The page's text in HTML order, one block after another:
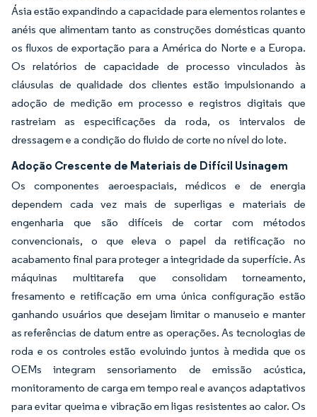
Ásia estão expandindo a capacidade para elementos rolantes e
anéis que alimentam tanto as construções domésticas quanto
os fluxos de exportação para a América do Norte e a Europa.
Os relatórios de capacidade de processo vinculados às
cláusulas de qualidade dos clientes estão impulsionando a
adoção de medição em processo e registros digitais que
rastreiam as especificações da roda, os intervalos de
dressagem e a condição do fluido de corte no nível do lote.
Adoção Crescente de Materiais de Difícil Usinagem
Os componentes aeroespaciais, médicos e de energia
dependem cada vez mais de superligas e materiais de
engenharia que são difíceis de cortar com métodos
convencionais, o que eleva o papel da retificação no
acabamento final para proteger a integridade da superfície. As
máquinas multitarefa que consolidam torneamento,
fresamento e retificação em uma única configuração estão
ganhando usuários que desejam limitar o manuseio e manter
as referências de datum entre as operações. As tecnologias de
roda e os controles estão evoluindo juntos à medida que os
OEMs integram sensoriamento de emissão acústica,
monitoramento de carga em tempo real e avanços adaptativos
para evitar queima e vibração em ligas resistentes ao calor. Os